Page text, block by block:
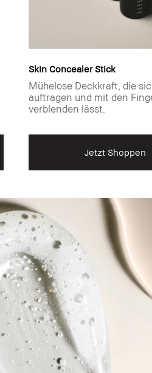
Skin Concealer Stick
Mühelose Deckkraft, die
auftragen und mit den
verblenden lässt.
Jetzt Shoppen